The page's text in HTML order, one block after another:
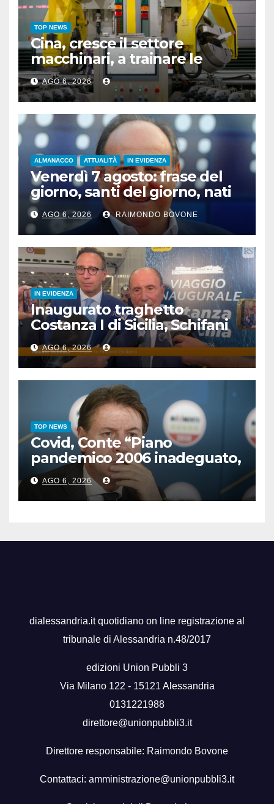
TOP NEWS
Cina, cresce il settore
macchinari, a trainare le
“attrezzature intelligenti”
AGO 6, 2026
ALMANACCO ATTUALITÀ IN EVIDENZA
Venerdì 7 agosto: frase del
giorno, santi del giorno, nati
famosi, accadde oggi
AGO 6, 2026 RAIMONDO BOVONE
IN EVIDENZA
Inaugurato traghetto
Costanza I di Sicilia, Schifani
“Mantenuto impegni presi”
AGO 6, 2026
TOP NEWS
Covid, Conte “Piano
pandemico 2006 inadeguato,
virus senza precedenti”
AGO 6, 2026
dialessandria.it quotidiano on line registrazione al
tribunale di Alessandria n.48/2017
edizioni Union Pubbli 3
Via Milano 122 - 15121 Alessandria
0131221988
direttore@unionpubbli3.it
Direttore responsabile: Raimondo Bovone
Contattaci: amministrazione@unionpubbli3.it